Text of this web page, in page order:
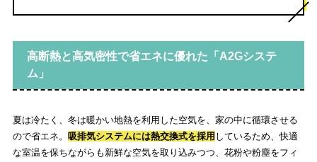
高断熱と高気密性で省エネに優れた「A2Gシステ
ム」
夏は冷たく、冬は暖かい地熱を利用した空気を、家の中に循環させる
ので省エネ。
吸排気システムには熱交換式を採用 しているため、快適
な室温を保ちながらも新鮮な空気を取り込みつつ、花粉や粉塵をフィ